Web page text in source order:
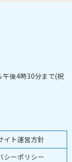
イト運営方針
シーポリシー
後4時30分まで(祝